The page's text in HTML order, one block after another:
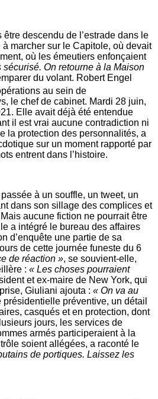
descendu de l’estrade dans le
marcher sur le Capitole, où devait
où les émeutiers enfonçaient
sécurisé. On retourne à la Maison
du volant. Robert Engel
au sein de
le chef de cabinet. Mardi 28 juin,
Elle avait déjà été entendue
il est vrai aucune contradiction ni
la protection des personnalités, a
sur un moment rapporté par
entrent dans l’histoire.
à un souffle, un tweet, un
dans son sillage des complices et
aucune fiction ne pourrait être
a intégré le bureau des affaires
d’enquête une partie de sa
de cette journée funeste du 6
de réaction », se souvient-­elle,
: « Les choses pourraient
et ex­-maire de New York, qui
Giuliani ajouta : « On va au
préventive, un détail
casqués et en protection, dont
jours, les services de
armés participeraient à la
soient allégées, a raconté le
de portiques. Laissez les